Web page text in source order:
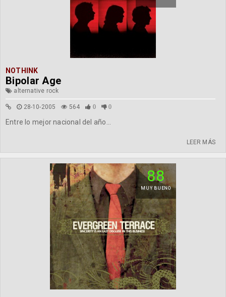
NOTHINK
Bipolar Age
alternative rock
28-10-2005 564 0 0
Entre lo mejor nacional del año...
LEER MÁS
88
MUY BUENO